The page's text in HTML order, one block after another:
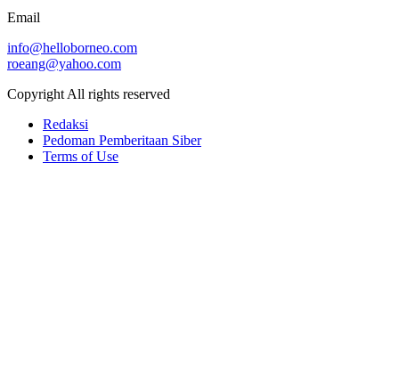
Email
info@helloborneo.com
roeang@yahoo.com
Copyright All rights reserved
Redaksi
Pedoman Pemberitaan Siber
Terms of Use